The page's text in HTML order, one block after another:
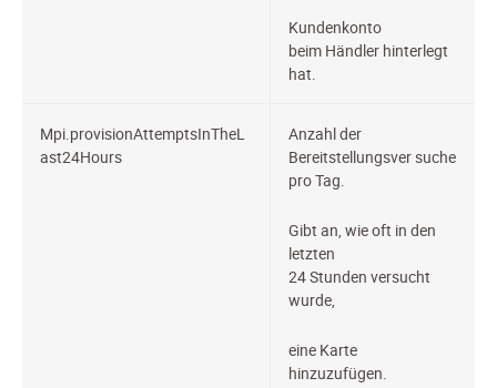
Kundenkonto
beim Händler hinterlegt
hat.
Mpi.provisionAttemptsInTheL
ast24Hours
Anzahl der
Bereitstellungsversuche
pro Tag.
Gibt an, wie oft in den
letzten
24 Stunden versucht
wurde,
eine Karte
hinzuzufügen.